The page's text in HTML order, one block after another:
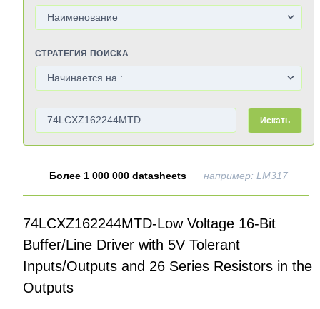
СТРАТЕГИЯ ПОИСКА
Искать
Более 1 000 000 datasheets например: LM317
74LCXZ162244MTD-Low Voltage 16-Bit
Buffer/Line Driver with 5V Tolerant
Inputs/Outputs and 26 Series Resistors in the
Outputs